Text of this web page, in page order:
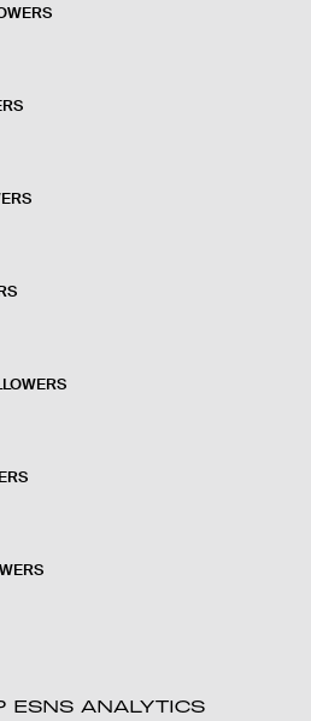
ESNS ANALYTICS
ESNS ANALYTICS